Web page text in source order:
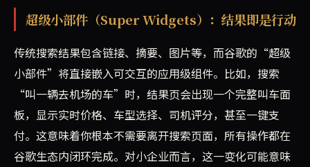
超级小部件（Super Widgets）：结果即是行动
传统搜索结果包含链接、摘要、图片等，而谷歌的“超级
小部件”将直接嵌入可交互的应用级组件。比如，搜索
“叫一辆去机场的车”时，结果页会出现一个完整叫车面
板，显示实时价格、车型选择、司机评分，甚至一键支
付。这意味着你根本不需要离开搜索页面，所有操作都在
谷歌生态内闭环完成。对小企业而言，这一变化可能意味